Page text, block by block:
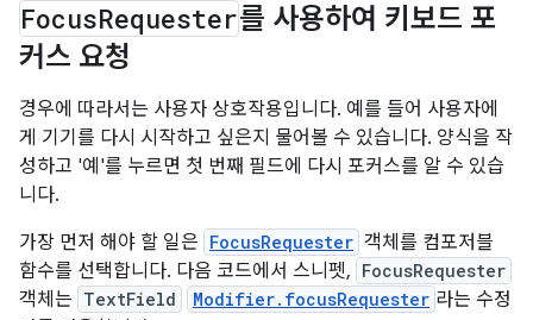
FocusRequester를 사용하여 키보드 포
커스 요청
경우에 따라서는 사용자 상호작용입니다. 예를 들어 사용자에
게 기기를 다시 시작하고 싶은지 물어볼 수 있습니다. 양식을 작
성하고 '예'를 누르면 첫 번째 필드에 다시 포커스를 알 수 있습
니다.
가장 먼저 해야 할 일은 FocusRequester 객체를 컴포저블
함수를 선택합니다. 다음 코드에서 스니펫, FocusRequester
객체는 TextField Modifier.focusRequester 라는 수정